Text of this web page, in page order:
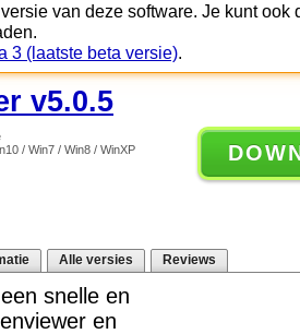
van deze software. Je kunt ook
3 (laatste beta versie).
v5.0.5
/ Win7 / Win8 / WinXP
Alle versies Reviews
snelle en
en